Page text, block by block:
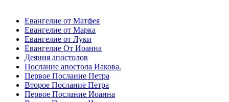
Евангелие от Матфея
Евангелие от Марка
Евангелие от Луки
Евангелие От Иоанна
Деяния апостолов
Послание апостола Иакова.
Первое Послание Петра
Второе Послание Петра
Первое Послание Иоанна